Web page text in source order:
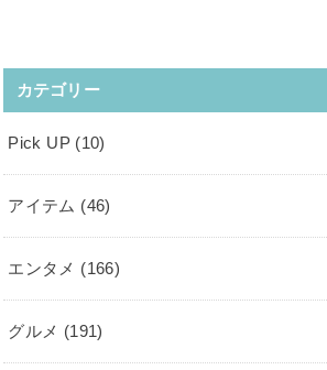
カテゴリー
Pick UP (10)
アイテム (46)
エンタメ (166)
グルメ (191)